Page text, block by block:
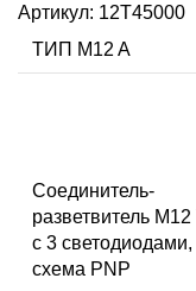
Артикул: 12T45000
ТИП M12 A
Соединитель-
разветвитель M12
с 3 светодиодами,
схема PNP